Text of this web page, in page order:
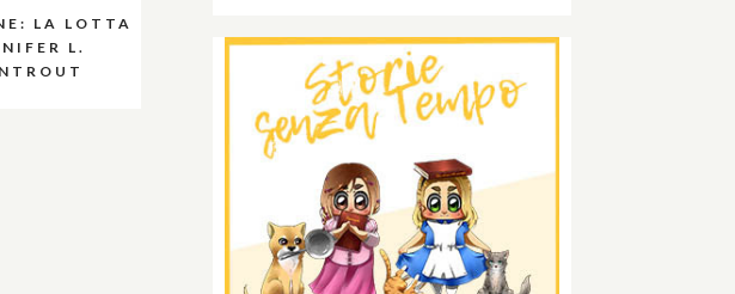
LA LOTTA
L.